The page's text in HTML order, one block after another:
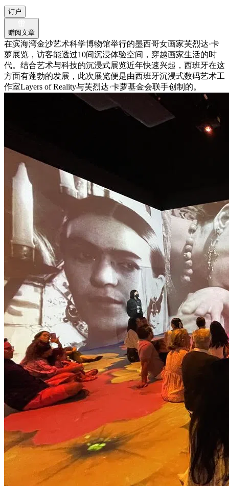
订户
赠阅文章
在滨海湾金沙艺术科学博物馆举行的墨西哥女画家芙烈达·卡
萝展览，访客能透过10间沉浸体验空间，穿越画家生活的时
代。结合艺术与科技的沉浸式展览近年快速兴起，西班牙在这
方面有蓬勃的发展，此次展览便是由西班牙沉浸式数码艺术工
作室Layers of Reality与芙烈达·卡萝基金会联手创制的。